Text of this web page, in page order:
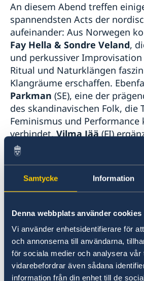
Samtycke Information
Denna webbplats använder cookies
Vi använder enhetsidentifierare för
och annonserna till användarna,
för sociala medier och analysera vår
vidarebefordrar även sådana
information från din enhet till de
An diesem Abend treffen
spannendsten Acts der
aufeinander: Aus Norwegen
Fay Hella & Sondre Veland,
und perkussiver Improvisation
Ritual und Naturklängen
Klangräume erschaffen.
Parkman (SE), eine der
des skandinavischen Folk, die
Feminismus und Performance
verbindet.Vilma Jää(FI)
mit ihrer eigenständigen
traditionellen und
Island und Dänemark folgen.
Sounds und starken
entsteht ein Abend, der die
Ausstellung musikalisch
kraftvoll und überraschend. Ein
Musikliebhaber·innen,